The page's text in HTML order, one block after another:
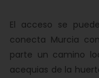
El acceso se
conecta Murcia
parte un camino
acequias de la